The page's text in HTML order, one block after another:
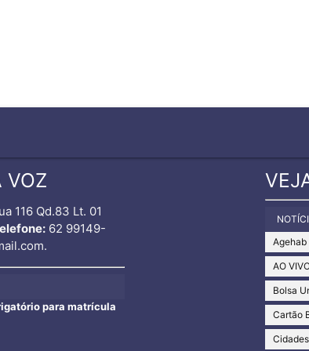
VOZ
116 Qd.83 Lt. 01
62 99149-
para matrícula
Agehab
AO
Bolsa
Cartão
Cidades